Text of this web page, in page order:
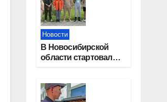
Новости
В Новосибирской
области стартовал